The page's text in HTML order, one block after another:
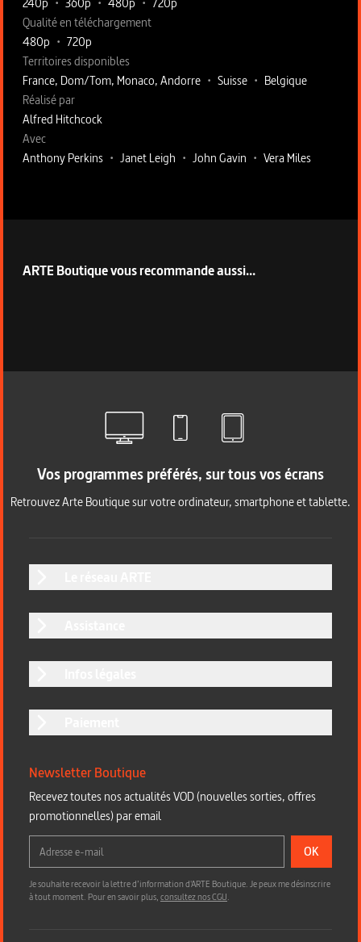
Qualité en téléchargement
480p • 720p
Territoires disponibles
France, Dom/Tom, Monaco, Andorre • Suisse • Belgique
Fiche technique section droite
Réalisé par
Alfred Hitchcock
Avec
Anthony Perkins • Janet Leigh • John Gavin • Vera Miles
ARTE Boutique vous recommande aussi...
Vos programmes préférés, sur tous vos écrans
Retrouvez Arte Boutique sur votre ordinateur, smartphone et tablette.
Newsletter Boutique
Recevez toutes nos actualités VOD (nouvelles sorties, offres
promotionnelles) par email
OK
Je souhaite recevoir la lettre d’information d'ARTE Boutique. Je peux me désinscrire
à tout moment. Pour en savoir plus,consultez nos CGU.